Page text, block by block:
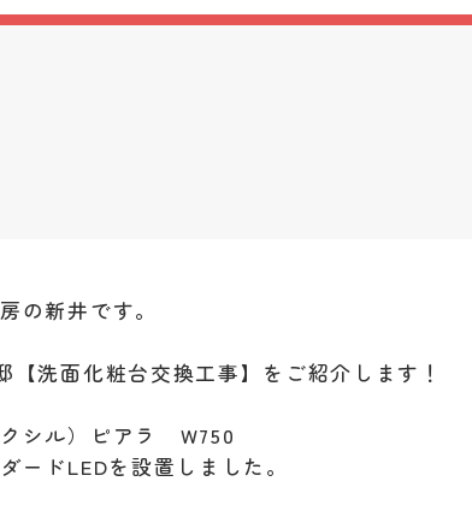
の新井です。
【洗面化粧台交換工事】をご紹介します！
シル）ピアラ W750
ドLEDを設置しました。